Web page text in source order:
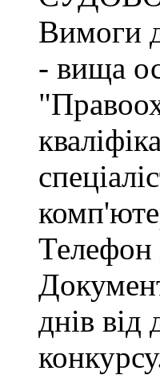
Вимоги
- вища
Телефон
днів від